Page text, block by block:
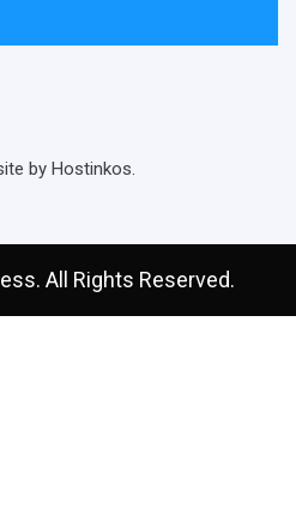
by Hostinkos.
All Rights Reserved.